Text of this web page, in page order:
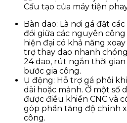
Cấu tạo của máy tiện
Bàn dao: Là nơi gá đặt
đổi giữa các nguyên
hiện đại có khả năng
trợ thay dao nhanh
24 dao, rút ngắn thời
bước gia công.
Ụ động: Hỗ trợ gá phôi
dài hoặc mảnh. Ở một số
được điều khiển CNC và
góp phần tăng độ chính
công.